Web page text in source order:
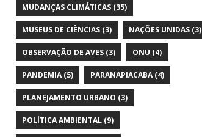
MUDANÇAS CLIMÁTICAS(35)
MUSEUS DE CIÊNCIAS(3) NAÇÕES UNIDAS(3)
OBSERVAÇÃO DE AVES(3) ONU (4)
PANDEMIA(5) PARANAPIACABA(4)
PLANEJAMENTO URBANO (3)
POLÍTICA AMBIENTAL(9)